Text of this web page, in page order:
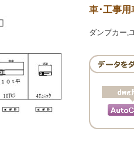
車･工事用
ダンプカー,